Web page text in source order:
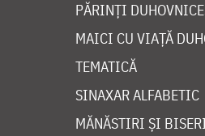
PĂRINȚI
MAICI CU VIAȚĂ
TEMATICĂ
SINAXAR ALFABETIC
MĂNĂSTIRI ȘI